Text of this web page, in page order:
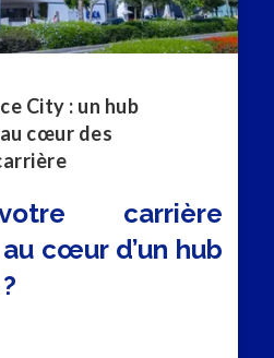
City : un hub
cœur des
carrière
cœur d’un hub